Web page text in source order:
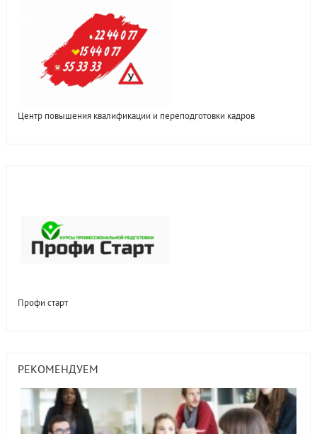
Центр повышения квалификации и переподготовки кадров
Профи старт
РЕКОМЕНДУЕМ